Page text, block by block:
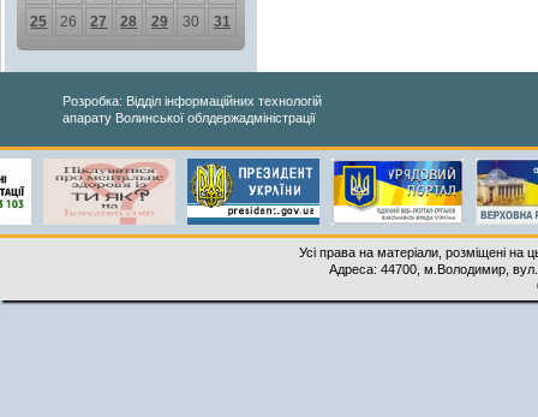
25
26 27 28 29 30 31
Розробка: Відділ інформаційних технологій
апарату Волинської облдержадміністрації
Усі права на матеріали, розміщені на
Адреса: 44700, м.Володимир,